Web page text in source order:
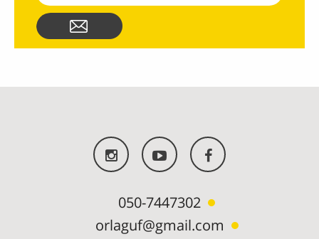
050-7447302
orlaguf@gmail.com